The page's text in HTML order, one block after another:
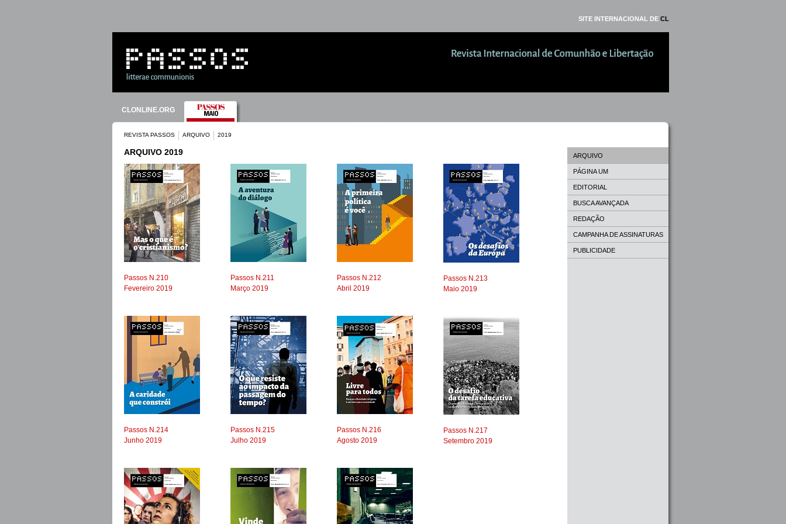
SITE INTERNACIONAL DE CL
CLONLINE.ORG
REVISTA PASSOS ARQUIVO 2019
ARQUIVO 2019
Passos N.210
Fevereiro 2019
Passos N.211
Março 2019
Passos N.212
Abril 2019
Passos N.213
Maio 2019
Passos N.214
Junho 2019
Passos N.215
Julho 2019
Passos N.216
Agosto 2019
Passos N.217
Setembro 2019
ARQUIVO
PÁGINA UM
EDITORIAL
BUSCA AVANÇADA
REDAÇÃO
CAMPANHA DE ASSINATURAS
PUBLICIDADE